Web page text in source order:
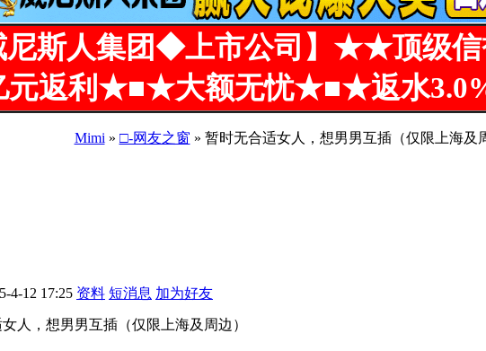
尼斯人集团◆上市公司】★★顶级
元返利★■★大额无忧★■★返水
Mimi » □-网友之窗 » 暂时无合适女人，想男男互插（仅限上海及
4-12 17:25 资料 短消息 加为好友
人，想男男互插（仅限上海及周边）